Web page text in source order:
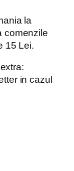
la
comenzile
15 Lei.
in cazul